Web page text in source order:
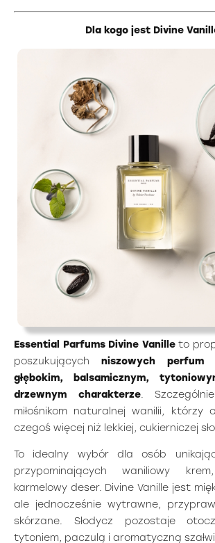
Dla kogo jest Divine
Essential Parfums Divine Vanilleto
poszukujących niszowych perfum
głębokim, balsamicznym,
drzewnym charakterze.
miłośnikom naturalnej wanilii, którzy
czegoś więcej niż lekkiej, cukierniczej
To idealny wybór dla osób
przypominających waniliowy
karmelowy deser. Divine Vanille jest
ale jednocześnie wytrawne,
skórzane. Słodycz pozostaje
tytoniem, paczulą i aromatyczną